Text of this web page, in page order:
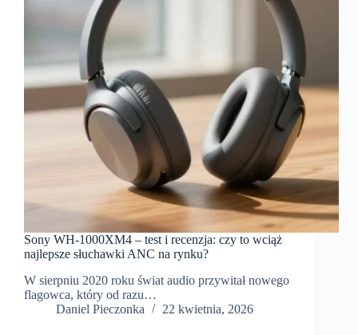
Sony WH-1000XM4 – test i recenzja: czy to wciąż
najlepsze słuchawki ANC na rynku?
W sierpniu 2020 roku świat audio przywitał nowego
flagowca, który od razu…
Daniel Pieczonka
22 kwietnia, 2026